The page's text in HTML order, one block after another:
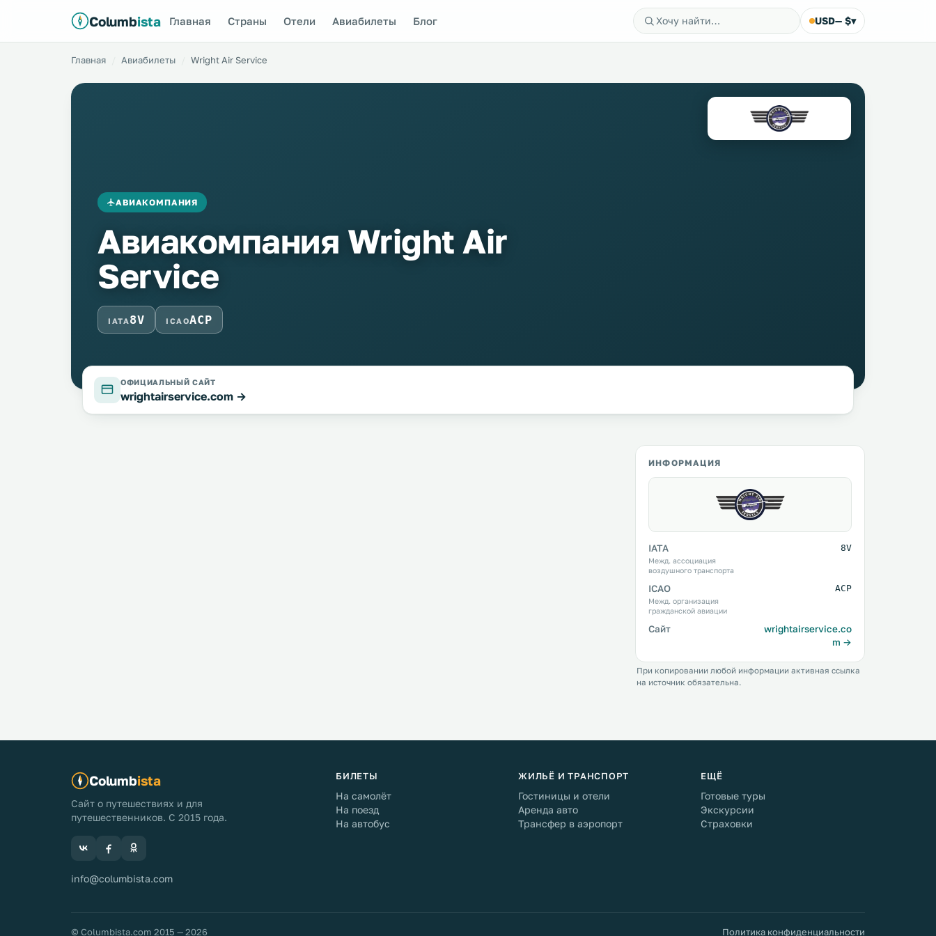
Columbista Главная Страны Отели Авиабилеты Блог USD— $▾
Главная Авиабилеты Wright Air Service
АВИАКОМПАНИЯ
Авиакомпания Wright Air
Service
IATA 8V ICAOACP
ОФИЦИАЛЬНЫЙ САЙТ
wrightairservice.com →
ИНФОРМАЦИЯ
IATA
Межд. ассоциация
воздушного транспорта
8V
ICAO
Межд. организация
гражданской авиации
ACP
Сайт
wrightairservice.co
m →
При копировании любой информации активная ссылка
на источник обязательна.
Columbista
Сайт о путешествиях и для
путешественников. С 2015 года.
info@columbista.com
БИЛЕТЫ
На самолёт
На поезд
На автобус
ЖИЛЬЁ И ТРАНСПОРТ
Гостиницы и отели
Аренда авто
Трансфер в аэропорт
ЕЩЁ
Готовые туры
Экскурсии
Страховки
© Columbista.com 2015 — 2026 Политика конфиденциальности